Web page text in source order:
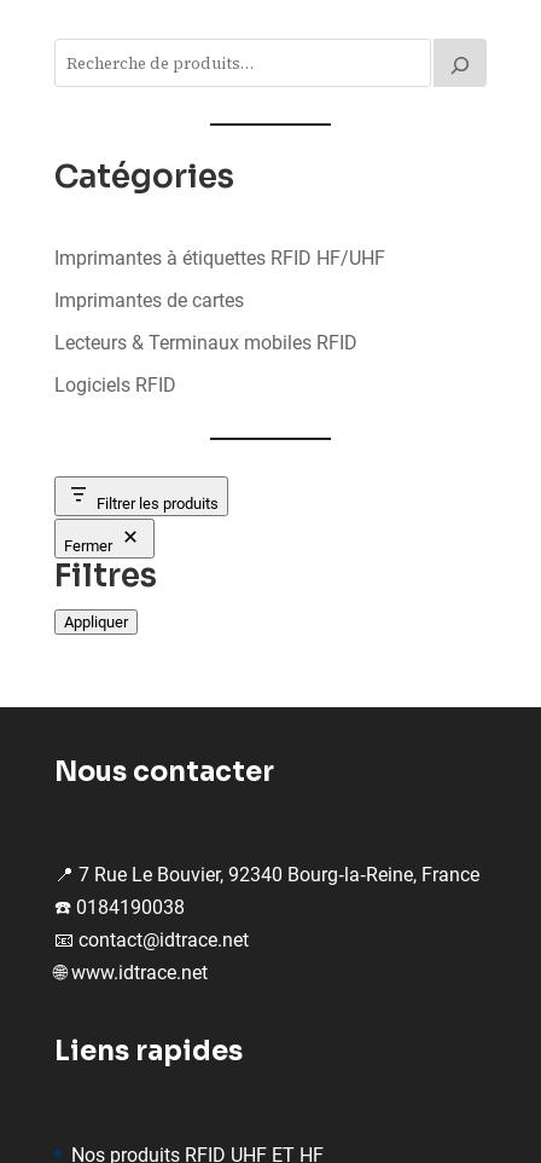
Catégories
Imprimantes à étiquettes RFID HF/UHF
Imprimantes de cartes
Lecteurs & Terminaux mobiles RFID
Logiciels RFID
Filtrer les produits
Fermer
Filtres
Appliquer
Nous contacter
📍 7 Rue Le Bouvier, 92340 Bourg‑la‑Reine, France
☎️ 0184190038
📧 contact@idtrace.net
🌐www.idtrace.net
Liens rapides
Nos produits RFID UHF ET HF